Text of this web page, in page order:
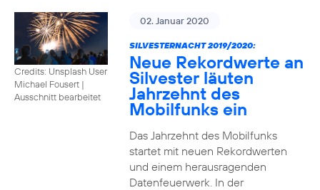
Credits: Unsplash User
Michael Fousert |
Ausschnitt bearbeitet
02. Januar 2020
SILVESTERNACHT 2019/2020:
Neue Rekordwerte an
Silvester läuten
Jahrzehnt des
Mobilfunks ein
Das Jahrzehnt des Mobilfunks
startet mit neuen Rekordwerten
und einem herausragenden
Datenfeuerwerk. In der